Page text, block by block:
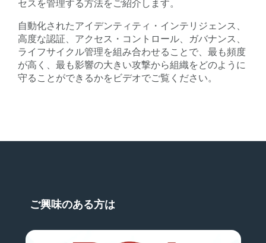
セスを管理する方法をご紹介します。
自動化されたアイデンティティ・インテリジェンス、
高度な認証、アクセス・コントロール、ガバナンス、
ライフサイクル管理を組み合わせることで、最も頻度
が高く、最も影響の大きい攻撃から組織をどのように
守ることができるかをビデオでご覧ください。
ご興味のある方は